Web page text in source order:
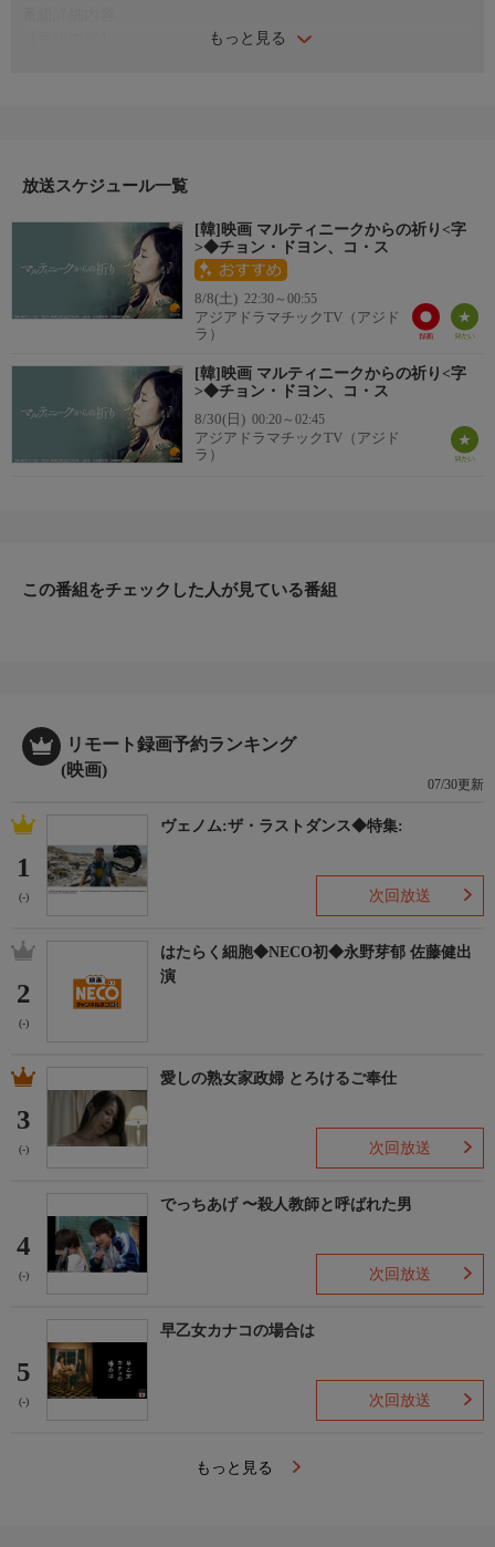
もっと見る
に送り込まれてしまう。この世の果てのような地で想像を絶する
制作年：2013年 制作国：韓国 演出：パン・ウンジン 脚本：
ユン・ジンホ 出演：チョン・ドヨン、コ・ス、カン・ジウ、
ペ・ソンウ、コリンヌ・マシエロ
放送スケジュール一覧
[韓]映画 マルティニークからの祈り<字
>◆チョン・ドヨン、コ・ス
8/8(土) 22:30～00:55
アジアドラマチックTV（アジド
ラ）
[韓]映画 マルティニークからの祈り<字
>◆チョン・ドヨン、コ・ス
8/30(日) 00:20～02:45
アジアドラマチックTV（アジド
ラ）
この番組をチェックした人が見ている番組
リモート録画予約ランキング
(映画)
07/30更新
1
(-)
ヴェノム:ザ・ラストダンス◆特集:
次回放送
2
(-)
はたらく細胞◆NECO初◆永野芽郁 佐藤健出
演
3
(-)
愛しの熟女家政婦 とろけるご奉仕
次回放送
4
(-)
でっちあげ 〜殺人教師と呼ばれた男
次回放送
5
(-)
早乙女カナコの場合は
次回放送
もっと見る